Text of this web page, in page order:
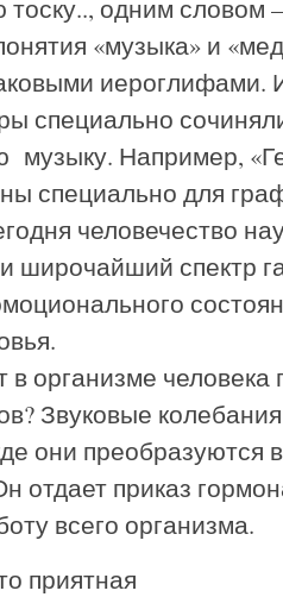
одним словом
«музыка» и
иероглифами.
специально
Например,
специально для
человечество
широчайший спектр
в организме
Звуковые
они
отдает приказ
всего организма.
приятная